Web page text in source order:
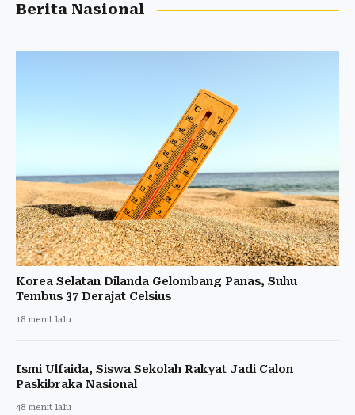
Berita Nasional
Korea Selatan Dilanda Gelombang Panas, Suhu
Tembus 37 Derajat Celsius
18 menit lalu
Ismi Ulfaida, Siswa Sekolah Rakyat Jadi Calon
Paskibraka Nasional
48 menit lalu